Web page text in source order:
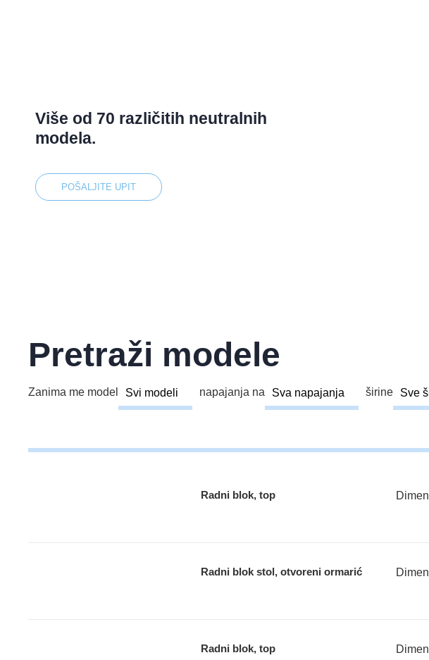
Više od 70 različitih neutralnih
modela.
POŠALJITE UPIT
Pretraži modele
Zanima me model napajanja na širine
Radni blok, top
Radni blok stol, otvoreni ormarić
Radni blok, top